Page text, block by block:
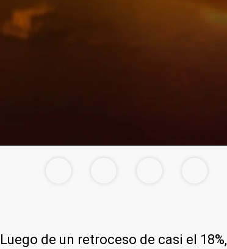
Luego de un retroceso de casi el 18%,